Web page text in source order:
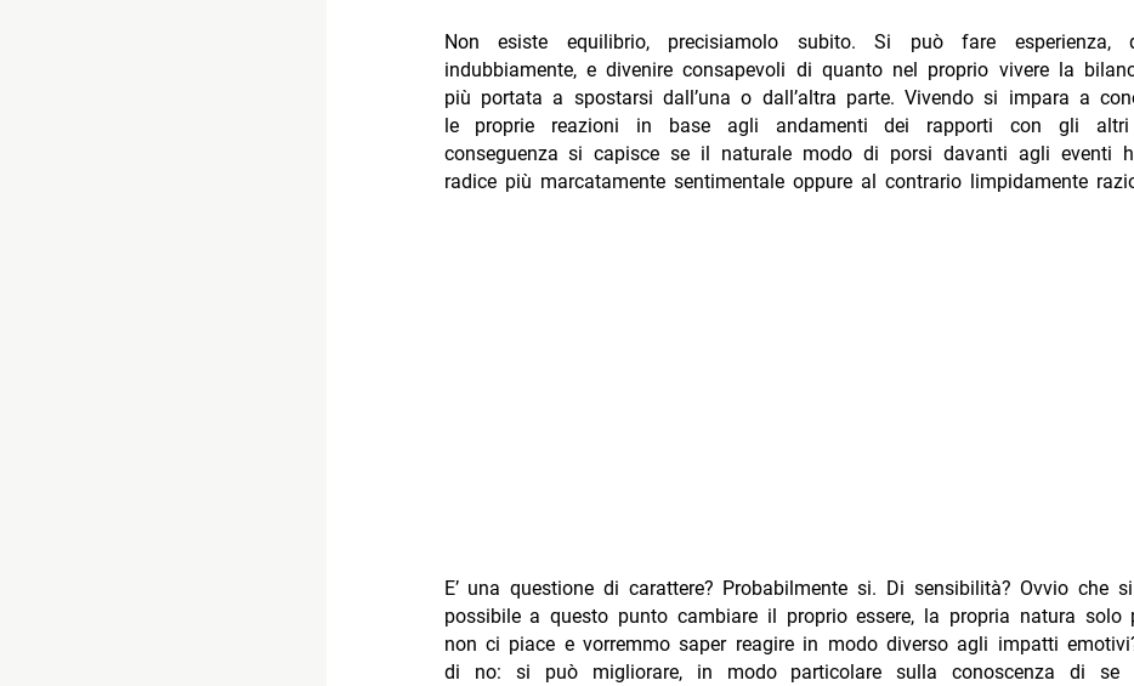
Non esiste equilibrio, precisiamolo subito. Si può fare esperienza,
indubbiamente, e divenire consapevoli di quanto nel proprio vivere la
più portata a spostarsi dall’una o dall’altra parte. Vivendo si impara a
le proprie reazioni in base agli andamenti dei rapporti con gli
conseguenza si capisce se il naturale modo di porsi davanti agli eventi
radice più marcatamente sentimentale oppure al contrario limpidamente
E’ una questione di carattere? Probabilmente si. Di sensibilità? Ovvio che
possibile a questo punto cambiare il proprio essere, la propria natura solo
non ci piace e vorremmo saper reagire in modo diverso agli impatti
di no: si può migliorare, in modo particolare sulla conoscenza di se